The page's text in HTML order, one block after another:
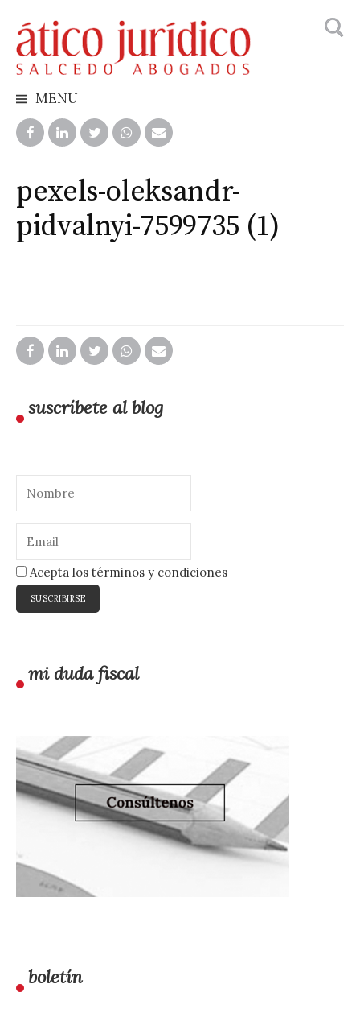
to
content
MENU
pexels-oleksandr-
pidvalnyi-7599735 (1)
suscríbete al blog
Acepta los términos y condiciones
mi duda fiscal
boletín